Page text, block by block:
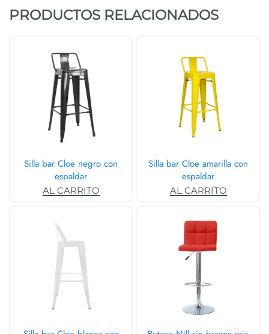
PRODUCTOS RELACIONADOS
Silla bar Cloe negro con
espaldar
AL CARRITO
Silla bar Cloe amarilla con
espaldar
AL CARRITO